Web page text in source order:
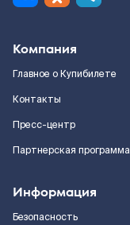
Компания
Главное о Купибилете
Контакты
Пресс-центр
Партнерская программа
Информация
Безопасность